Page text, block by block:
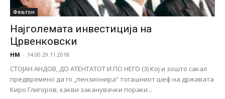
Фељтон
Најголемата инвестиција на
Црвенковски
НМ - 14:00 29.11.2018
СТОЈАН АНДОВ, ДО АТЕНТАТОТ И ПО НЕГО (3) Кој и зошто сакал
предвремено да го „пензионира“ тогашниот шеф на државата
Киро Глигоров, какви заканувачки пораки...